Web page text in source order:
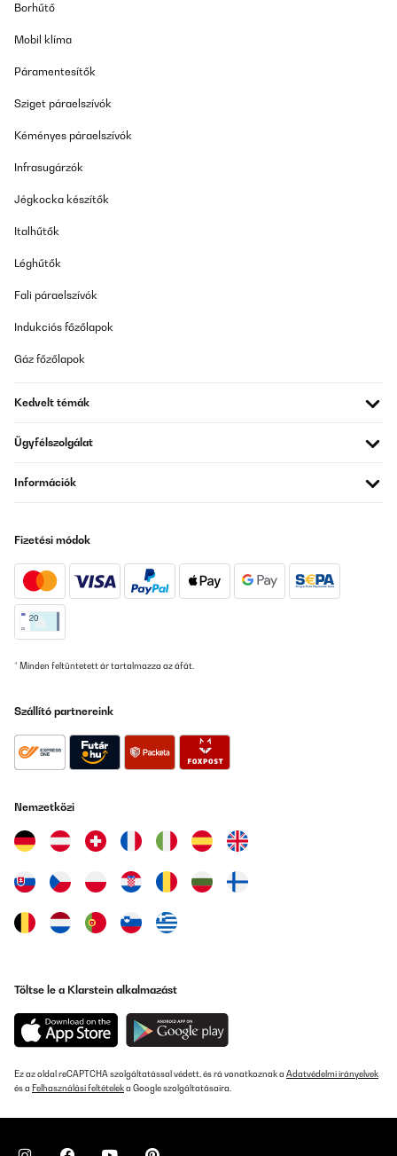
Borhűtő
Mobil klíma
Páramentesítők
Sziget páraelszívók
Kéményes páraelszívók
Infrasugárzók
Jégkocka készítők
Italhűtők
Léghűtők
Fali páraelszívók
Indukciós főzőlapok
Gáz főzőlapok
Kedvelt témák
Ügyfélszolgálat
Információk
Fizetési módok
* Minden feltüntetett ár tartalmazza az áfát.
Szállító partnereink
Nemzetközi
Töltse le a Klarstein alkalmazást
Ez az oldal reCAPTCHA szolgáltatással védett, és rá vonatkoznak a Adatvédelmi irányelvek
és a Felhasználási feltételeka Google szolgáltatásaira.